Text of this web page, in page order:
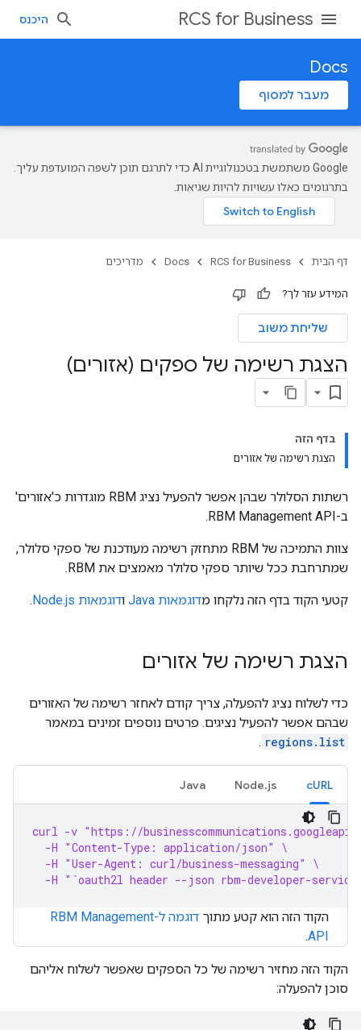
RCS for Business היכנס
Docs
מעבר למסוף
‫Google משתמשת בטכנולוגיית AI כדי לתרגם תוכן לשפה המועדפת עליך.
בתרגומים כאלו עשויות להיות שגיאות.
דף הבית RCS for Business
Docs מדריכים
המידע עזר לך?
שליחת משוב
הצגת רשימה של ספקים (אזורים)
בדף הזה
הצגת רשימה של אזורים
רשתות הסלולר שבהן אפשר להפעיל נציג RBM מוגדרות כ'אזורים'
ב-RBM Management API.
צוות התמיכה של RBM מתחזק רשימה מעודכנת של ספקי סלולר,
שמתרחבת ככל שיותר ספקי סלולר מאמצים את RBM.
קטעי הקוד בדף הזה נלקחו מדוגמאות Java ודוגמאות Node.js .
הצגת רשימה של אזורים
כדי לשלוח נציג להפעלה, צריך קודם לאחזר רשימה של האזורים
שבהם אפשר להפעיל נציגים. פרטים נוספים זמינים במאמר
regions.list
.
cURL
Node.js
Java
curl -v "https://
  -H "Content-Type: application/json" \
  -H "User-Agent: curl/business-messaging" \
-H "`oauth2l header --json rbm-developer-
הקוד הזה הוא קטע מתוך
דוגמה ל-RBM Management
API
.
הקוד הזה מחזיר רשימה של כל הספקים שאפשר לשלוח אליהם
סוכן להפעלה: